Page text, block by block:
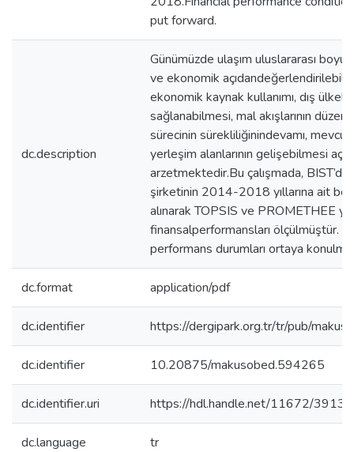
put forward.
dc.description
Günümüzde ulaşım uluslararası
ve ekonomik
ekonomik kaynak kullanımı, dış
sağlanabilmesi, mal akışlarının
sürecinin sürekliliğinindevamı,
yerleşim alanlarının gelişebilmesi
arzetmektedir.Bu çalışmada,
şirketinin 2014-2018 yıllarına ait
alınarak TOPSIS ve PROMETHEE
finansalperformansları ölçülmüştür.
performans durumları ortaya
dc.format application/pdf
dc.identifier https://dergipark.org.tr/tr/pub/
dc.identifier 10.20875/makusobed.594265
dc.identifier.uri https://hdl.handle.net/11672/3913
dc.language tr